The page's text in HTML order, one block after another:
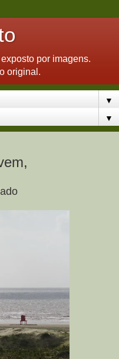
por imagens.
original.
▼
▼